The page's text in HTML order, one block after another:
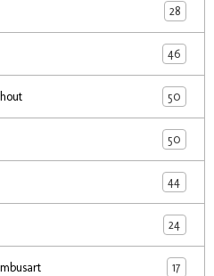
28
46
50
50
44
24
17